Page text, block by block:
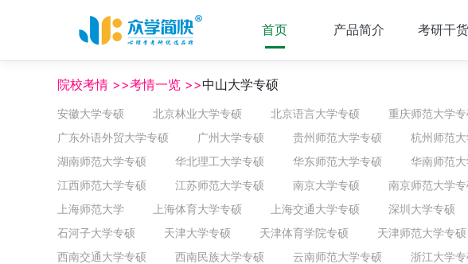
首页 产品简介 考研干货
院校考情 >>考情一览 >>中山大学专硕
安徽大学专硕 北京林业大学专硕 北京语言大学专硕 重庆师范大学
广东外语外贸大学专硕
广州大学专硕 贵州师范大学专硕 杭州师范
湖南师范大学专硕
华北理工大学专硕 华东师范大学专硕 华南师范
江西师范大学专硕
江苏师范大学专硕 南京大学专硕 南京师范大学
上海师范大学
上海体育大学专硕 上海交通大学专硕 深圳大学专硕
石河子大学专硕
天津大学专硕 天津体育学院专硕 天津师范大学专硕
西南交通大学专硕
西南民族大学专硕 云南师范大学专硕 浙江大学